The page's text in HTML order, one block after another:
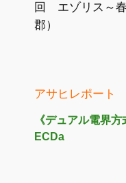
回 エゾリス～
郡）
アサヒレポート
《デュアル電界
ECDa